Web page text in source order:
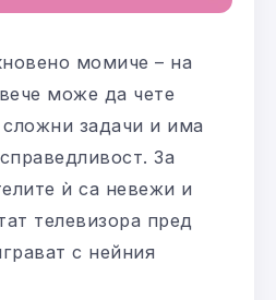
момиче – на
може да чете
задачи и има
За
ѝ са невежи и
телевизора пред
с нейния